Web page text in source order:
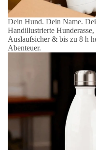
Dein Hund. Dein Name.
Handillustrierte
Auslaufsicher & bis zu 8 h
Abenteuer.